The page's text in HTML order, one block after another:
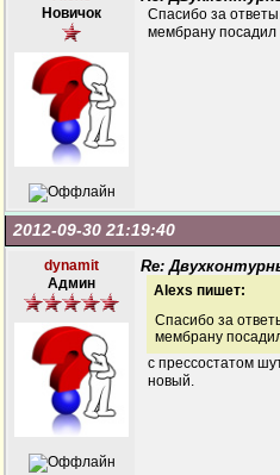
Новичок
Спасибо за
мембрану посадил
2012-09-30 21:19:40
dynamit
Админ
Re:
Alexs пишет:
Спасибо за
мембрану
с прессостатом
новый.